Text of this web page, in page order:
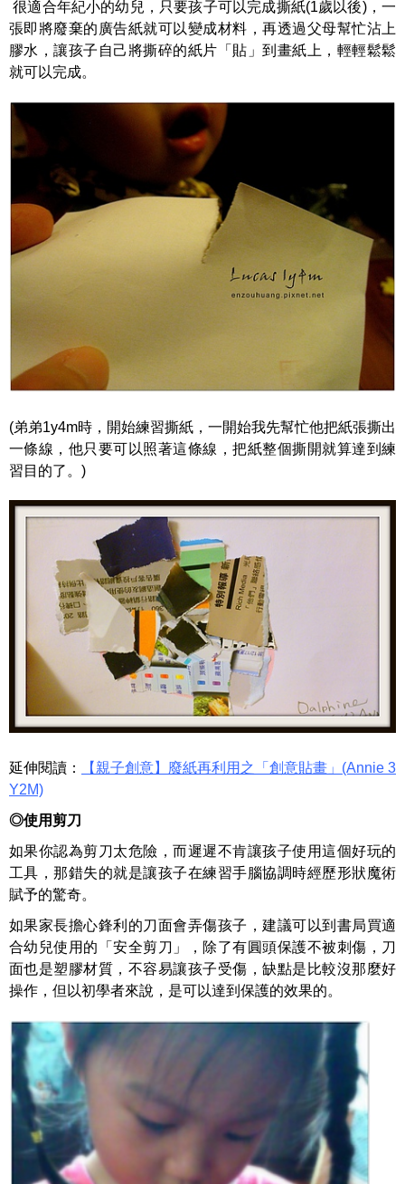
很適合年紀小的幼兒，只要孩子可以完成撕紙(1歲以後)，一
張即將廢棄的廣告紙就可以變成材料，再透過父母幫忙沾上
膠水，讓孩子自己將撕碎的紙片「貼」到畫紙上，輕輕鬆鬆
就可以完成。
(弟弟1y4m時，開始練習撕紙，一開始我先幫忙他把紙張撕出
一條線，他只要可以照著這條線，把紙整個撕開就算達到練
習目的了。)
延伸閱讀：
【親子創意】廢紙再利用之「創意貼畫」(Annie 3
Y2M)
◎使用剪刀
如果你認為剪刀太危險，而遲遲不肯讓孩子使用這個好玩的
工具，那錯失的就是讓孩子在練習手腦協調時經歷形狀魔術
賦予的驚奇。
如果家長擔心鋒利的刀面會弄傷孩子，建議可以到書局買適
合幼兒使用的「安全剪刀」，除了有圓頭保護不被刺傷，刀
面也是塑膠材質，不容易讓孩子受傷，缺點是比較沒那麼好
操作，但以初學者來說，是可以達到保護的效果的。